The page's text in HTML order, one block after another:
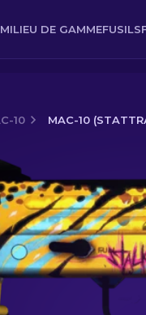
MILIEU DE GAMMEFUSILS
10 MAC-10
10 (StatTrak™) |